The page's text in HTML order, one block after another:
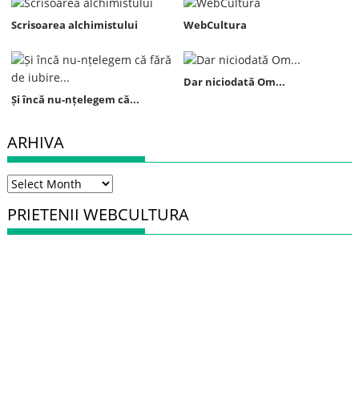
Scrisoarea alchimistului WebCultura
Și încă nu-nțelegem că...
Dar niciodată Om...
ARHIVA
Arhiva
PRIETENII WEBCULTURA